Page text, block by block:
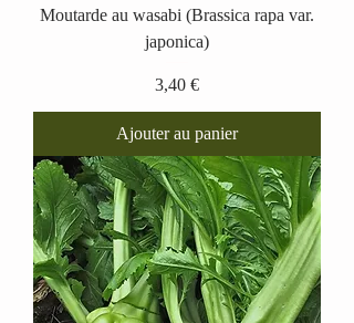
Moutarde au wasabi (Brassica rapa var.
japonica)
Prix
3,40 €
Ajouter au panier